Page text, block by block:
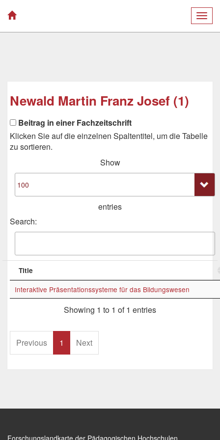
Newald Martin Franz Josef (1)
Beitrag in einer Fachzeitschrift
Klicken Sie auf die einzelnen Spaltentitel, um die Tabelle
zu sortieren.
Show
entries
Search:
Title
Interaktive Präsentationssysteme für das Bildungswesen
Showing 1 to 1 of 1 entries
Previous 1 Next